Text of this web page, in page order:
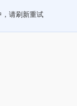
，请刷新重试